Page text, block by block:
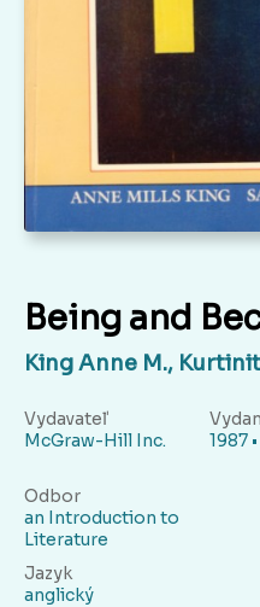
Being and
King Anne M.,
Vydavateľ
McGraw-Hill Inc.
1987
Odbor
an Introduction to
Literature
Jazyk
anglický